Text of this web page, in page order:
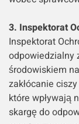
3. Inspektorat
Inspektorat
odpowiedzialny
środowiskiem
zakłócanie
które wpływają
skargę do